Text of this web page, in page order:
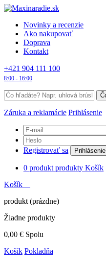
Novinky a recenzie
Ako nakupovať
Doprava
Kontakt
+421 904 111 100
8:00 - 16:00
Záruka a reklamácie Prihlásenie
Registrovať sa Prihlásenie
0 produkt produkty Košík
Košík
produkt (prázdne)
Žiadne produkty
0,00 € Spolu
Košík Pokladňa